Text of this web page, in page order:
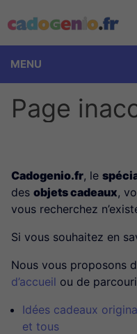
MENU
Page
Cadogenio.fr, le
des objets cadeaux,
vous recherchez
Si vous souhaitez en
Nous vous proposons
d’accueil ou de
Idées cadeaux
et tous